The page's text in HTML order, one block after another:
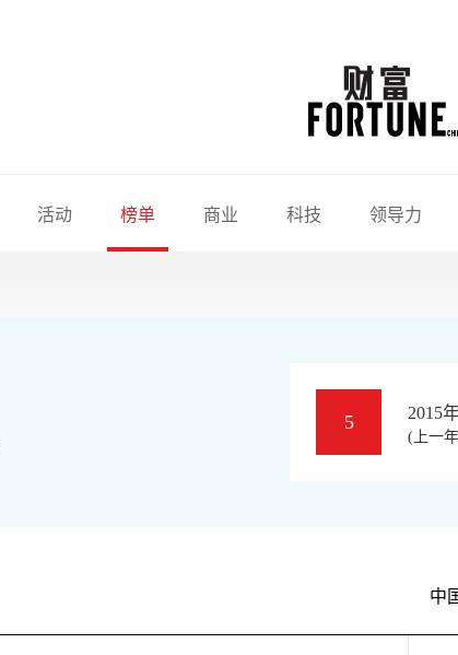
活动 榜单 商业 科技 领导力
5 2015
(上一
中